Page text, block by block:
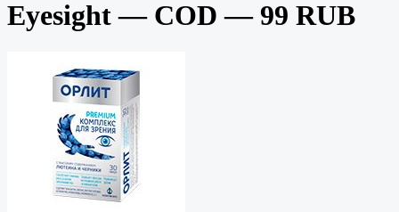
Eyesight — COD — 99 RUB